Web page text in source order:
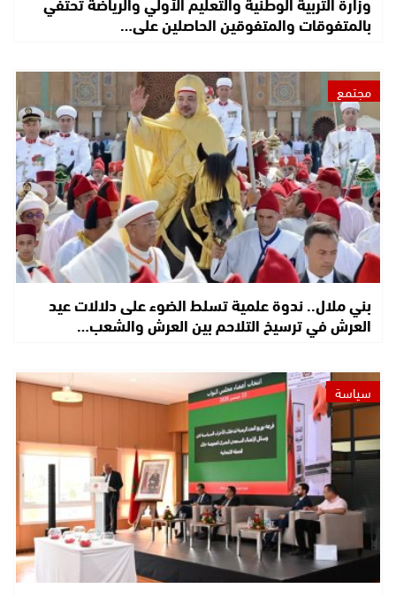
بالمتفوقات والمتفوقين الحاصلين على…
مجتمع
بني ملال.. ندوة علمية تسلط الضوء على دلالات عيد
العرش في ترسيخ التلاحم بين العرش والشعب…
سياسة